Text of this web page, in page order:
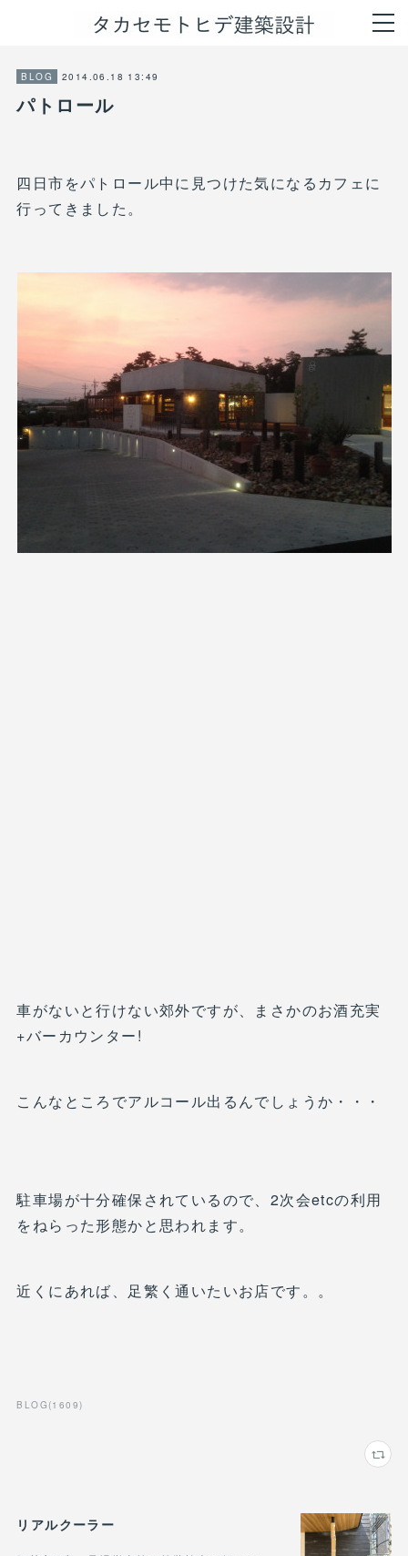
BLOG 2014.06.18 13:49
パトロール
四日市をパトロール中に見つけた気になるカフェに
行ってきました。
車がないと行けない郊外ですが、まさかのお酒充実
+バーカウンター!
こんなところでアルコール出るんでしょうか・・・
駐車場が十分確保されているので、2次会etcの利用
をねらった形態かと思われます。
近くにあれば、足繁く通いたいお店です。。
BLOG (1609)
リアルクーラー